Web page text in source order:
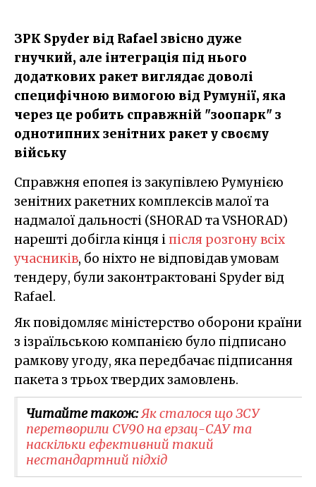
ЗРК Spyder від Rafael звісно дуже
гнучкий, але інтеграція під нього
додаткових ракет виглядає доволі
специфічною вимогою від Румунії, яка
через це робить справжній "зоопарк" з
однотипних зенітних ракет у своєму
війську
Справжня епопея із закупівлею Румунією
зенітних ракетних комплексів малої та
надмалої дальності (SHORAD та VSHORAD)
нарешті добігла кінця іпісля розгону всіх
учасників, бо ніхто не відповідав умовам
тендеру, були законтрактовані Spyder від
Rafael.
Як повідомляє міністерство оборони країни
з ізраїльською компанією було підписано
рамкову угоду, яка передбачає підписання
пакета з трьох твердих замовлень.
Читайте також:Як сталося що ЗСУ
перетворили CV90 на ерзац-САУ та
наскільки ефективний такий
нестандартний підхід